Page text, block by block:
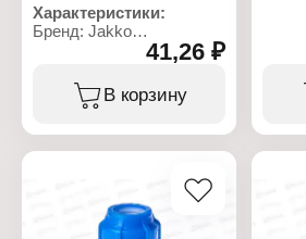
Характеристики:
Бренд: Jakko
Артикул: 704000625R
Назначение: для воды
Диаметр: 25 мм
41,26 ₽
В корзину
Тип:
Тип
бар